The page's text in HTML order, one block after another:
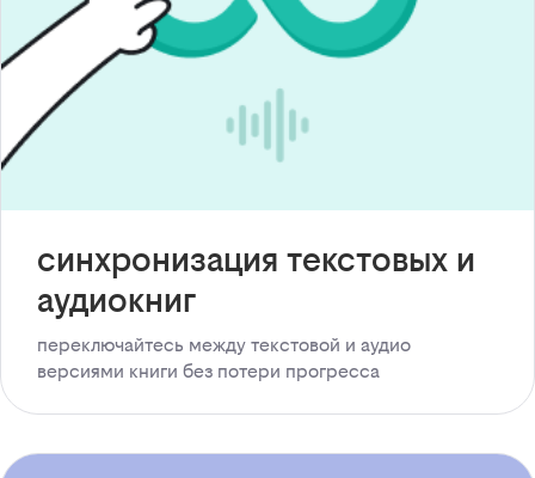
синхронизация текстовых и
аудиокниг
переключайтесь между текстовой и аудио
версиями книги без потери прогресса